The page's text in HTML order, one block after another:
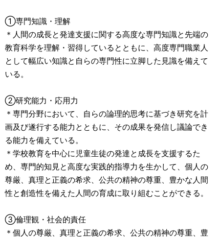
①専門知識・理解
＊人間の成長と発達支援に関する高度な専門知識と先端の
教育科学を理解・習得しているとともに、高度専門職業人
として幅広い知識と自らの専門性に立脚した見識を備えて
いる。
②研究能力・応用力
＊専門分野において、自らの論理的思考に基づき研究を計
画及び遂行する能力とともに、その成果を発信し議論でき
る能力を備えている。
＊学校教育を中心に児童生徒の発達と成長を支援するた
め、専門的知見と高度な実践的指導力を生かして、個人の
尊厳、真理と正義の希求、公共の精神の尊重、豊かな人間
性と創造性を備えた人間の育成に取り組むことができる。
③倫理観・社会的責任
＊個人の尊厳、真理と正義の希求、公共の精神の尊重、豊